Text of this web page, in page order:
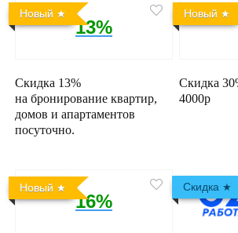
Новый
13%
Скидка 13%
на бронирование квартир,
домов и апартаментов
посуточно.
Новый
Скидка
4000р
Новый
16%
Скидка